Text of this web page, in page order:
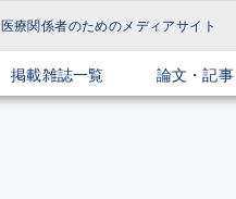
医療関係者のためのメディアサイト
掲載雑誌一覧 論文・記事